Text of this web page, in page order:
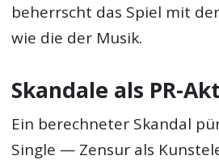
beherrscht das Spiel mit
wie die der Musik.
Skandale als PR-
Ein berechneter Skandal
Single — Zensur als